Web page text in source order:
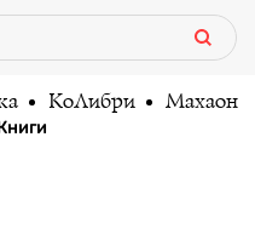
КоЛибри Махаон